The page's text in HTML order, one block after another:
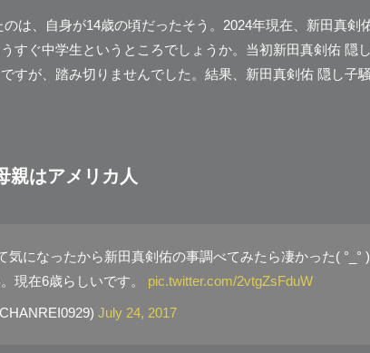
は、自身が14歳の頃だったそう。2024年現在、新田真剣
すぐ中学生というところでしょうか。当初新田真剣佑 隠
すが、踏み切りませんでした。結果、新田真剣佑 隠し子
親はアメリカ人
気になったから新田真剣佑の事調べてみたら凄かった( °_°
現在6歳らしいです。 pic.twitter.com/2vtgZsFduW
July 24, 2017